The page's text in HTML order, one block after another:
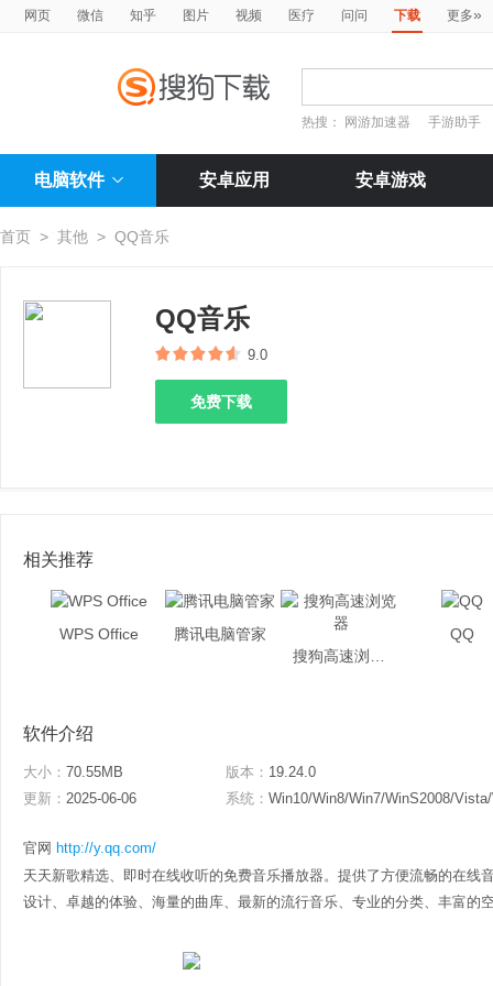
网页 微信 知乎 图片 视频 医疗 问问 下载 更多»
热搜： 网游加速器 手游助手
电脑软件 安卓应用 安卓游戏
首页 > 其他 > QQ音乐
QQ音乐
9.0
免费下载
相关推荐
WPS Office
腾讯电脑管家
QQ
软件介绍
大小： 70.55MB 版本： 19.24.0
更新： 2025-06-06 系统： Win10/Win8/Win7/WinS2008/
官网 http://y.qq.com/
天天新歌精选、即时在线收听的免费音乐播放器。提供了方便流畅的在线
设计、卓越的体验、海量的曲库、最新的流行音乐、专业的分类、丰富的